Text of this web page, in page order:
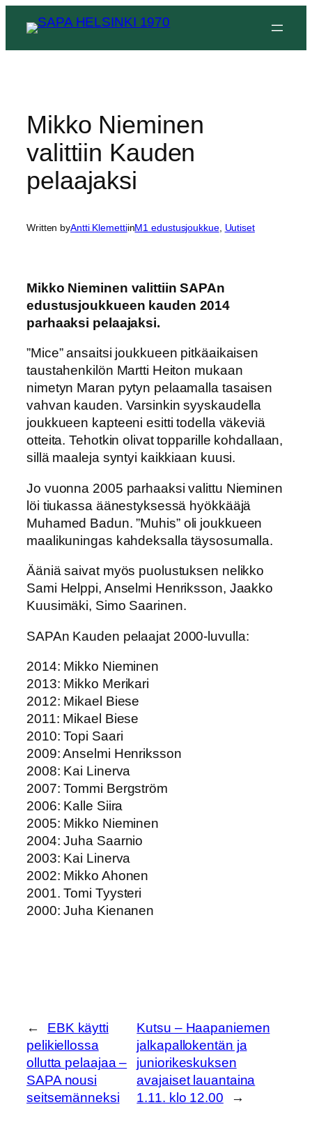
sisältöön
Mikko Nieminen
valittiin Kauden
pelaajaksi
Written byAntti KlemettiinM1 edustusjoukkue, Uutiset
Mikko Nieminen valittiin SAPAn
edustusjoukkueen kauden 2014
parhaaksi pelaajaksi.
”Mice” ansaitsi joukkueen pitkäaikaisen
taustahenkilön Martti Heiton mukaan
nimetyn Maran pytyn pelaamalla tasaisen
vahvan kauden. Varsinkin syyskaudella
joukkueen kapteeni esitti todella väkeviä
otteita. Tehotkin olivat topparille kohdallaan,
sillä maaleja syntyi kaikkiaan kuusi.
Jo vuonna 2005 parhaaksi valittu Nieminen
löi tiukassa äänestyksessä hyökkääjä
Muhamed Badun. ”Muhis” oli joukkueen
maalikuningas kahdeksalla täysosumalla.
Ääniä saivat myös puolustuksen nelikko
Sami Helppi, Anselmi Henriksson, Jaakko
Kuusimäki, Simo Saarinen.
SAPAn Kauden pelaajat 2000-luvulla:
2014: Mikko Nieminen
2013: Mikko Merikari
2012: Mikael Biese
2011: Mikael Biese
2010: Topi Saari
2009: Anselmi Henriksson
2008: Kai Linerva
2007: Tommi Bergström
2006: Kalle Siira
2005: Mikko Nieminen
2004: Juha Saarnio
2003: Kai Linerva
2002: Mikko Ahonen
2001. Tomi Tyysteri
2000: Juha Kienanen
←
EBK käytti
pelikiellossa
ollutta pelaajaa –
SAPA nousi
seitsemänneksi
Kutsu – Haapaniemen
jalkapallokentän ja
juniorikeskuksen
avajaiset lauantaina
1.11. klo 12.00
→